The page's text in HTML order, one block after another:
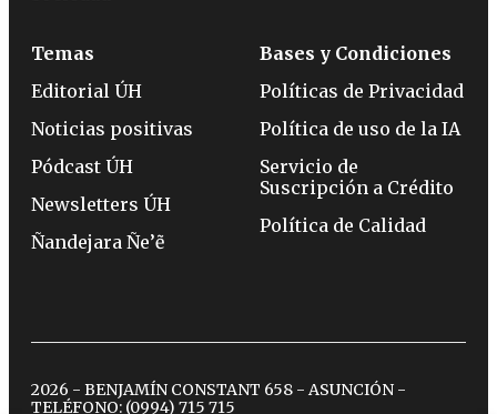
Temas
Editorial ÚH
Noticias positivas
Pódcast ÚH
Newsletters ÚH
Ñandejara Ñe’ẽ
Bases y Condiciones
Políticas de Privacidad
Política de uso de la IA
Servicio de
Suscripción a Crédito
Política de Calidad
2026 - BENJAMÍN CONSTANT 658 - ASUNCIÓN -
TELÉFONO: (0994) 715 715